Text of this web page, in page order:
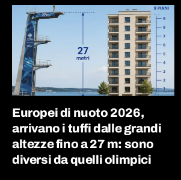
Europei di nuoto 2026,
arrivano i tuffi dalle grandi
altezze fino a 27 m: sono
diversi da quelli olimpici